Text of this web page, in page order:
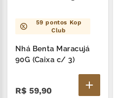
59 pontos Kop
Club
Nhá Benta Maracujá
90G (Caixa c/ 3)
R$ 59,90